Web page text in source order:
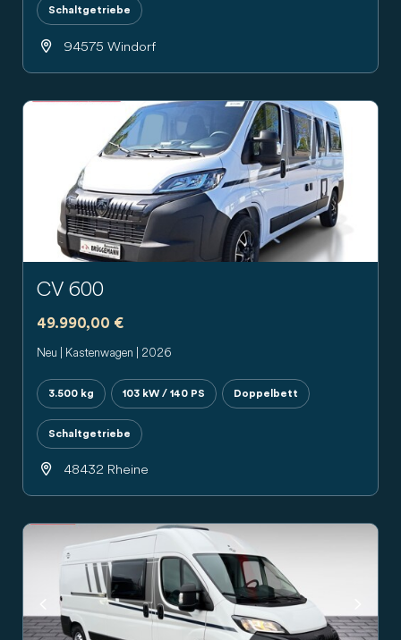
Schaltgetriebe
94575 Windorf
Previous
CV 600
49.990,00 €
Neu | Kastenwagen | 2026
3.500 kg 103 kW / 140 PS Doppelbett
Schaltgetriebe
48432 Rheine
Previous Next